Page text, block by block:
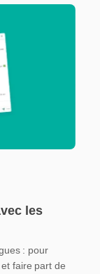
les
: pour
faire part de